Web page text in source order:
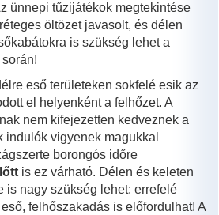
ünnepi tűzijátékok megtekintése
öltözet javasolt, és délen
is szükség lehet a
eső területeken sokfelé esik az
el helyenként a felhőzet. A
nem kifejezetten kedveznek a
indulók vigyenek magukkal
borongós időre
is ez várható. Délen és keleten
is nagy szükség lehet: errefelé
felhőszakadás is előfordulhat! A